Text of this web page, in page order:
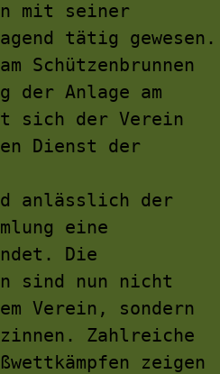
mit seiner
tätig gewesen.
Schützenbrunnen
der Anlage am
sich der Verein
Dienst der
anlässlich der
eine
Die
sind nun nicht
Verein, sondern
Zahlreiche
zeigen